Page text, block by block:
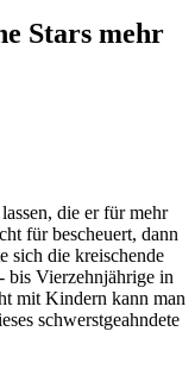
Stars mehr
die er für mehr
für bescheuert, dann
sich die kreischende
bis Vierzehnjährige in
mit Kindern kann man
schwerstgeahndete